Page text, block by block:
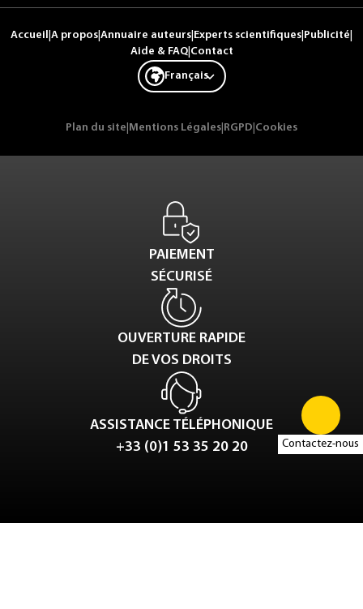
Contactez-nous
Accueil A propos Annuaire auteurs Experts scientifiques Publicité
Aide & FAQ| Contact
Français
Plan du site Mentions Légales RGPD Cookies
PAIEMENT
SÉCURISÉ
OUVERTURE RAPIDE
DE VOS DROITS
ASSISTANCE TÉLÉPHONIQUE
+33 (0)1 53 35 20 20